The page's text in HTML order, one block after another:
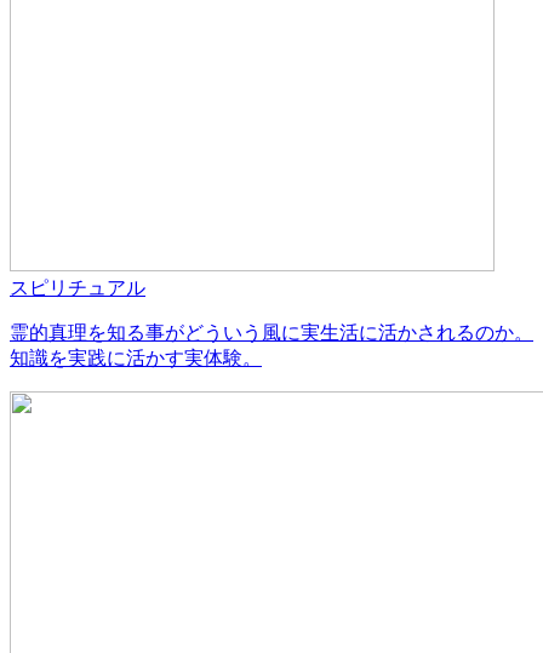
スピリチュアル
霊的真理を知る事がどういう風に実生活に活かされるのか。
知識を実践に活かす実体験。